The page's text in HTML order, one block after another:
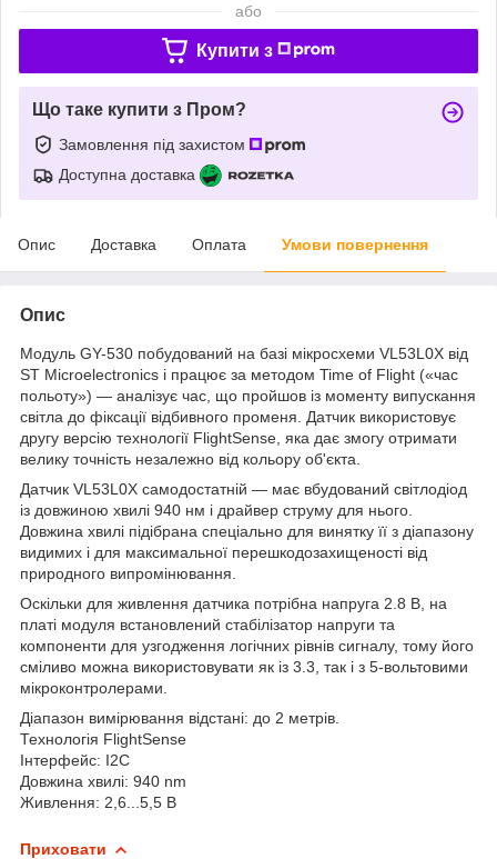
або
Купити з
Що таке купити з Пром?
Замовлення під захистом
Доступна доставка
Опис Доставка Оплата Умови повернення
Опис
Модуль GY-530 побудований на базі мікросхеми VL53L0X від
ST Microelectronics і працює за методом Time of Flight («час
польоту») — аналізує час, що пройшов із моменту випускання
світла до фіксації відбивного променя. Датчик використовує
другу версію технології FlightSense, яка дає змогу отримати
велику точність незалежно від кольору об'єкта.
Датчик VL53L0X самодостатній — має вбудований світлодіод
із довжиною хвилі 940 нм і драйвер струму для нього.
Довжина хвилі підібрана спеціально для винятку її з діапазону
видимих і для максимальної перешкодозахищеності від
природного випромінювання.
Оскільки для живлення датчика потрібна напруга 2.8 В, на
платі модуля встановлений стабілізатор напруги та
компоненти для узгодження логічних рівнів сигналу, тому його
сміливо можна використовувати як із 3.3, так і з 5-вольтовими
мікроконтролерами.
Діапазон вимірювання відстані: до 2 метрів.
Технологія FlightSense
Інтерфейс: I2C
Довжина хвилі: 940 nm
Живлення: 2,6...5,5 В
Приховати